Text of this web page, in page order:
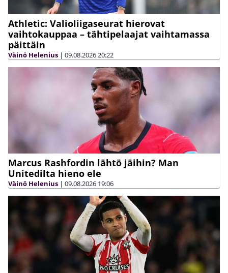
Athletic: Valioliigaseurat hierovat
vaihtokauppaa – tähtipelaajat vaihtamassa
päittäin
Väinö Helenius | 09.08.202620:22
Marcus Rashfordin lähtö jäihin? Man
Unitedilta hieno ele
Väinö Helenius | 09.08.2026 19:06